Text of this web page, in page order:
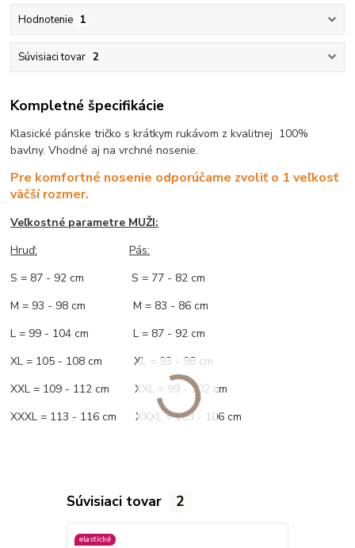
Hodnotenie 1
Súvisiaci tovar 2
Kompletné špecifikácie
Klasické pánske tričko s krátkym rukávom z kvalitnej 100%
bavlny. Vhodné aj na vrchné nosenie.
Pre komfortné nosenie odporúčame zvoliť o 1 veľkosť
väčší rozmer.
Veľkostné parametre MUŽI:
Hruď:
Pás:
S = 87 - 92 cm S = 77 - 82 cm
M = 93 - 98 cm M = 83 - 86 cm
L = 99 - 104 cm L = 87 - 92 cm
XL = 105 - 108 cm XL = 93 - 98 cm
XXL = 109 - 112 cm XXL = 99 - 102 cm
XXXL = 113 - 116 cm XXXL = 103 - 106 cm
Súvisiaci tovar 2
elastické